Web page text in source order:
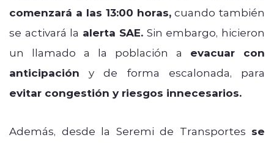
comenzará a las 13:00 horas, cuando también
se activará la alerta SAE. Sin embargo, hicieron
un llamado a la población a evacuar con
anticipación y de forma escalonada, para
evitar congestión y riesgos innecesarios.
Además, desde la Seremi de Transportes se